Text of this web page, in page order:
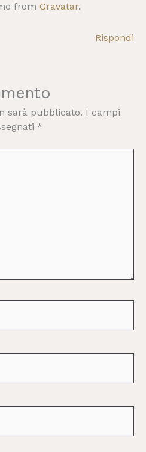
from Gravatar.
Rispondi
sarà pubblicato. I campi
*